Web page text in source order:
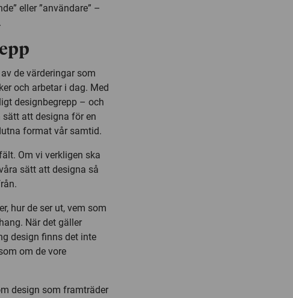
eller ”användare” –
de värderingar som
och arbetar i dag. Med
designbegrepp – och
att designa för en
format vår samtid.
Om vi verkligen ska
sätt att designa så
hur de ser ut, vem som
När det gäller
design finns det inte
om de vore
design som framträder